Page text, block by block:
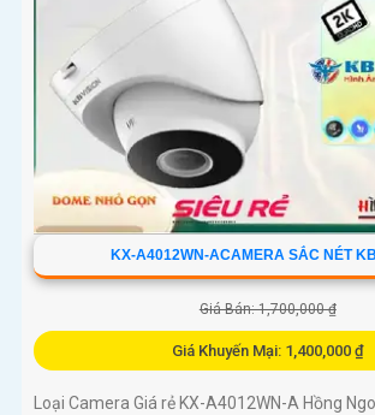
KX-A4012WN-ACAMERA SẮC NÉT
Giá Bán: 1,700,000 ₫
Giá Khuyến Mại: 1,400,000 ₫
Loại Camera Giá rẻ KX-A4012WN-A Hồng